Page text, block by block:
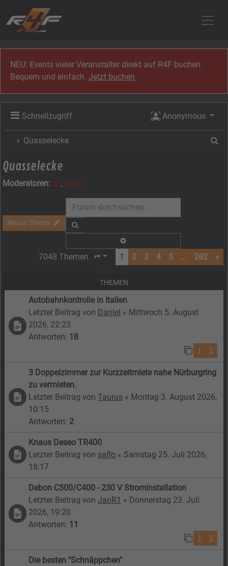
NEU: Events vieler Veranstalter direkt auf R4F buchen.
Bequem und einfach.Jetzt buchen
Schnellzugriff Anonymous
Quasselecke
Quasselecke
Moderatoren: as, Chris
Neues Thema
7048 Themen Seite von282
1 2 3 4 5 … 282 »
THEMEN
Autobahnkontrolle in Italien
Letzter Beitrag von Daniel « Mittwoch 5. August
2026, 22:23
Antworten: 18
1 2
3 Doppelzimmer zur Kurzzeitmiete nahe Nürburgring
zu vermieten.
Letzter Beitrag vonTaurus « Montag 3. August 2026,
10:15
Antworten: 2
Knaus Deseo TR400
Letzter Beitrag von saflo « Samstag 25. Juli 2026,
18:17
Debon C500/C400 - 230 V Strominstallation
Letzter Beitrag vonJanR1 « Donnerstag 23. Juli
2026, 19:20
Antworten: 11
1 2
Die besten "Schnäppchen"